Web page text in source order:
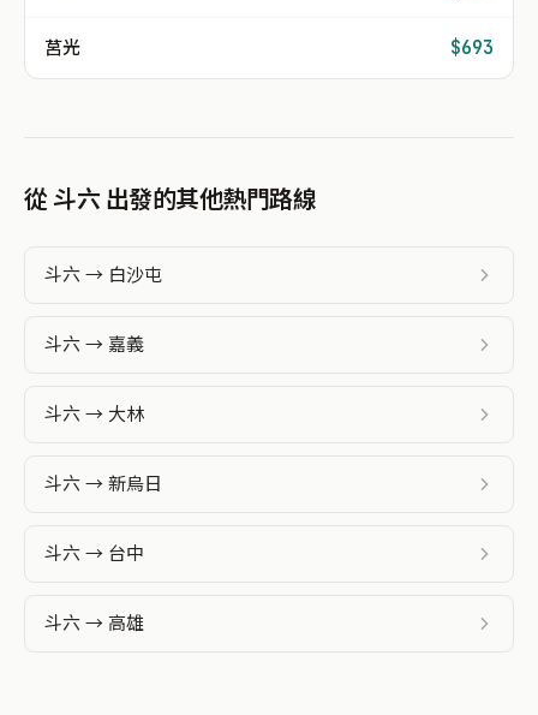
莒光 $693
從 斗六 出發的其他熱門路線
斗六 → 白沙屯
斗六 → 嘉義
斗六 → 大林
斗六 → 新烏日
斗六 → 台中
斗六 → 高雄